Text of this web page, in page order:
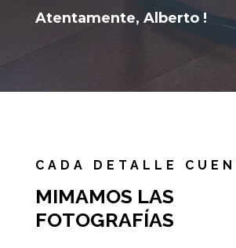
Atentamente, Alberto !
CADA DETALLE
MIMAMOS LAS
FOTOGRAFÍAS